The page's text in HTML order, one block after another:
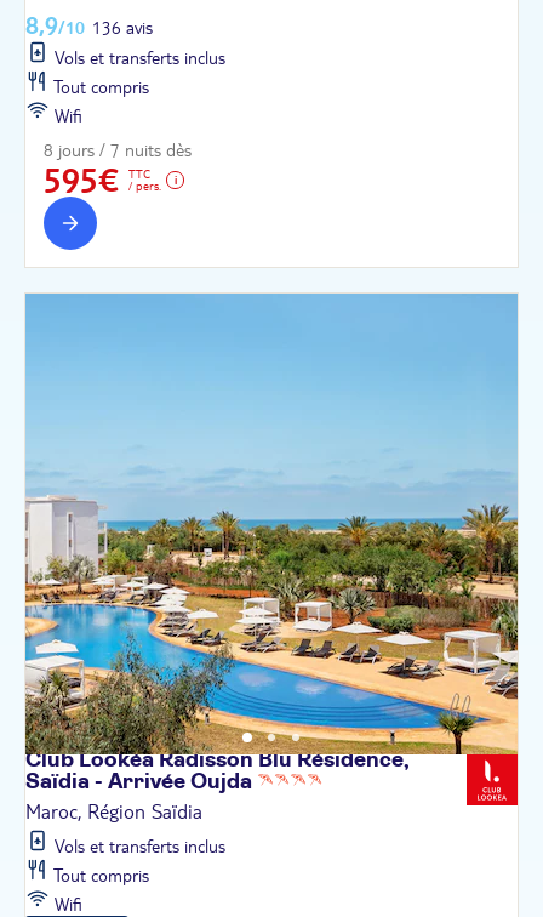
8,9/10 136 avis
Vols et transferts inclus
Tout compris
Wifi
8 jours / 7 nuits dès
595€
TTC
/ pers.
Club Lookéa Radisson Blu Résidence,
Saïdia - Arrivée Oujda
Maroc, Région Saïdia
Vols et transferts inclus
Tout compris
Wifi